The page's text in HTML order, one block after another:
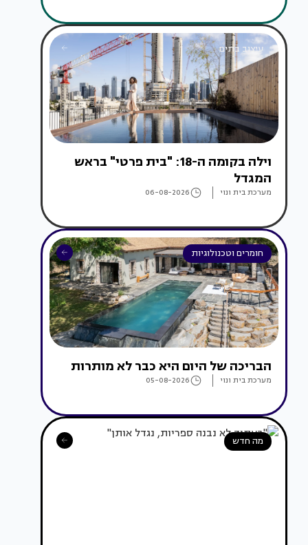
עיצוב בתים
וילה בקומה ה-18: "בית פרטי" בראש
המגדל
מערכת בית ונוי 06-08-2026
חומרים וטכנולוגיות
הבריכה של היום היא כבר לא מותרות
מערכת בית ונוי 05-08-2026
מה חדש